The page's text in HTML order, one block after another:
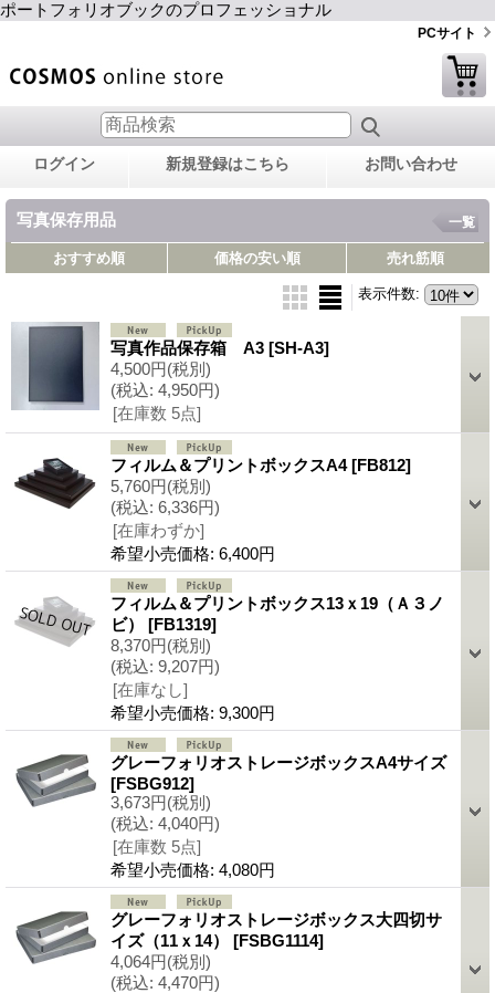
ポートフォリオブックのプロフェッショナル
PCサイト
ログイン 新規登録はこちら お問い合わせ
写真保存用品 一覧
おすすめ順 価格の安い順 売れ筋順
表示件数:
写真作品保存箱 A3 [SH-A3]
4,500円(税別)
(税込: 4,950円)
[在庫数 5点]
フィルム＆プリントボックスA4[FB812]
5,760円(税別)
(税込: 6,336円)
[在庫わずか]
希望小売価格: 6,400円
フィルム＆プリントボックス13ｘ19（Ａ３ノ
ビ） [FB1319]
8,370円(税別)
(税込: 9,207円)
[在庫なし]
希望小売価格: 9,300円
グレーフォリオストレージボックスA4サイズ
[FSBG912]
3,673円(税別)
(税込: 4,040円)
[在庫数 5点]
希望小売価格: 4,080円
グレーフォリオストレージボックス大四切サ
イズ（11ｘ14） [FSBG1114]
4,064円(税別)
(税込: 4,470円)